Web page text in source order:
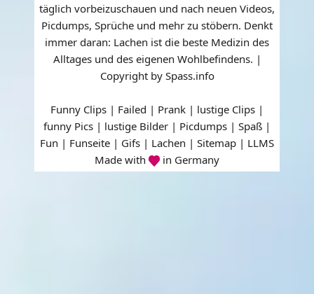
täglich vorbeizuschauen und nach neuen Videos,
Picdumps, Sprüche und mehr zu stöbern. Denkt
immer daran: Lachen ist die beste Medizin des
Alltages und des eigenen Wohlbefindens. |
Copyright by Spass.info
Funny Clips | Failed | Prank | lustige Clips |
funny Pics | lustige Bilder | Picdumps | Spaß |
Fun | Funseite | Gifs | Lachen | Sitemap | LLMS
Made with
in Germany